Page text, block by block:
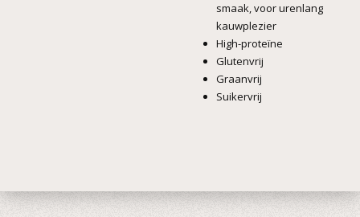
smaak, voor urenlang
kauwplezier
High-proteïne
Glutenvrij
Graanvrij
Suikervrij